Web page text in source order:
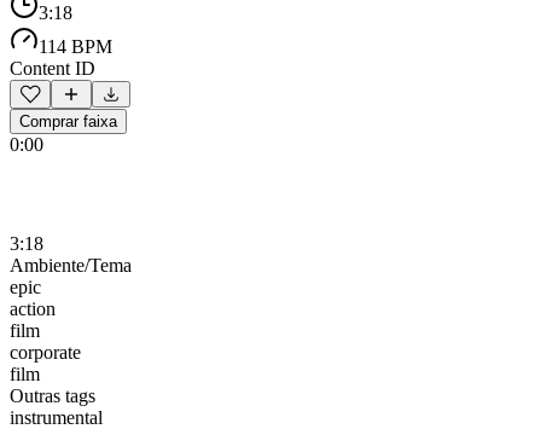
3:18
114 BPM
Content ID
Comprar faixa
0:00
3:18
Ambiente/Tema
epic
action
film
corporate
film
Outras tags
instrumental